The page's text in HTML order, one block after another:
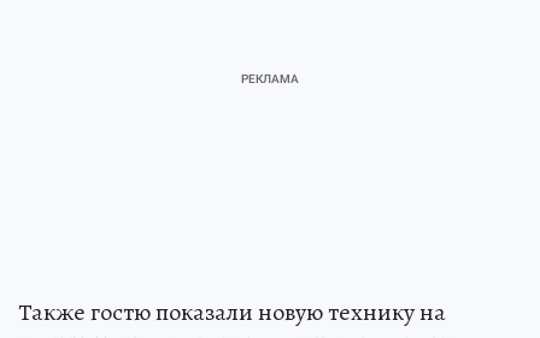
Также гостю показали новую технику на